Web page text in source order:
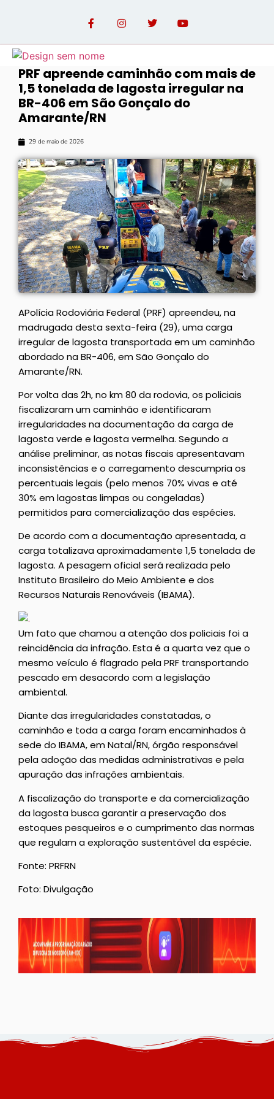
PRF apreende caminhão com mais de
1,5 tonelada de lagosta irregular na
BR-406 em São Gonçalo do
Amarante/RN
29 de maio de 2026
APolícia Rodoviária Federal (PRF) apreendeu, na
madrugada desta sexta-feira (29), uma carga
irregular de lagosta transportada em um caminhão
abordado na BR-406, em São Gonçalo do
Amarante/RN.
Por volta das 2h, no km 80 da rodovia, os policiais
fiscalizaram um caminhão e identificaram
irregularidades na documentação da carga de
lagosta verde e lagosta vermelha. Segundo a
análise preliminar, as notas fiscais apresentavam
inconsistências e o carregamento descumpria os
percentuais legais (pelo menos 70% vivas e até
30% em lagostas limpas ou congeladas)
permitidos para comercialização das espécies.
De acordo com a documentação apresentada, a
carga totalizava aproximadamente 1,5 tonelada de
lagosta. A pesagem oficial será realizada pelo
Instituto Brasileiro do Meio Ambiente e dos
Recursos Naturais Renováveis (IBAMA).
Um fato que chamou a atenção dos policiais foi a
reincidência da infração. Esta é a quarta vez que o
mesmo veículo é flagrado pela PRF transportando
pescado em desacordo com a legislação
ambiental.
Diante das irregularidades constatadas, o
caminhão e toda a carga foram encaminhados à
sede do IBAMA, em Natal/RN, órgão responsável
pela adoção das medidas administrativas e pela
apuração das infrações ambientais.
A fiscalização do transporte e da comercialização
da lagosta busca garantir a preservação dos
estoques pesqueiros e o cumprimento das normas
que regulam a exploração sustentável da espécie.
Fonte: PRFRN
Foto: Divulgação